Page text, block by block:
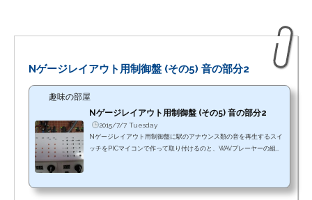
Nゲージレイアウト用制御盤 (その5) 音の部分2
趣味の部屋
Nゲージレイアウト用制御盤 (その5) 音の部分2
2015/7/7 Tuesday
Nゲージレイアウト用制御盤に駅のアナウンス類の音を再生するスイ
ッチをPICマイコンで作って取り付けるのと、WAVプレーヤーの組み